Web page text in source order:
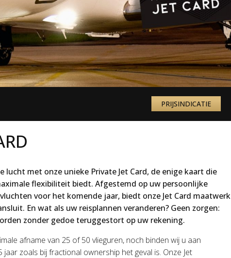
PRIJSINDICATIE
lucht met onze unieke Private Jet Card, de enige kaart die
flexibiliteit biedt. Afgestemd op uw persoonlijke
voor het komende jaar, biedt onze Jet Card maatwerk
En wat als uw reisplannen veranderen? Geen zorgen:
zonder gedoe teruggestort op uw rekening.
afname van 25 of 50 vlieguren, noch binden wij u aan
zoals bij fractional ownership het geval is. Onze Jet